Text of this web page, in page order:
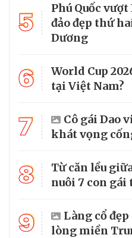
5
Phú Quốc
đảo đẹp thứ
Dương
6
World Cup
tại Việt Nam?
7
Cô gái Dao
khát vọng
8
Từ căn lều
nuôi 7 con
9
Làng cổ
lòng miền